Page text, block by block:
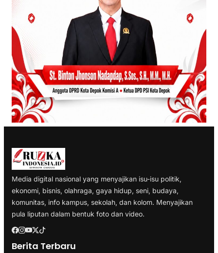
Media digital nasional yang menyajikan isu-isu politik,
ekonomi, bisnis, olahraga, gaya hidup, seni, budaya,
komunitas, info kampus, sekolah, dan kolom. Menyajikan
pula liputan dalam bentuk foto dan video.
Berita Terbaru